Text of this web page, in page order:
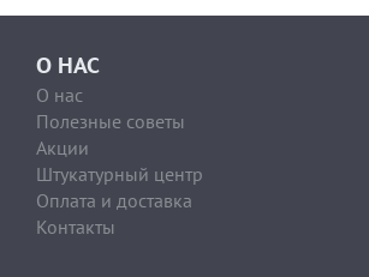
О НАС
О нас
Полезные советы
Акции
Штукатурный центр
Оплата и доставка
Контакты